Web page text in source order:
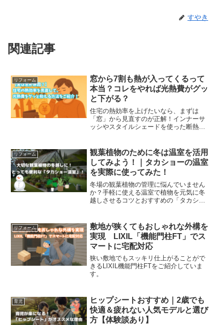
すやき
関連記事
リフォーム
窓から7割も熱が入ってくるって
本当？コレをやれば光熱費がグッ
と下がる？
住宅の熱効率を上げたいなら、まずは
「窓」から見直すのが正解！インナーサ
ッシやスタイルシェードを使った断熱対
事です。
リフォーム
観葉植物のために冬は温室を活用
してみよう！｜タカショーの温室
を実際に使ってみた！
冬場の観葉植物の管理に悩んでいません
か？手軽に使える温室で植物を元気に冬
越しさせるコツとおすすめの「タカショ
リフォーム
敷地が狭くてもおしゃれな外構を
実現 LIXIL「機能門柱FT」でス
マートに宅配対応
狭い敷地でもスッキリ仕上がることがで
きるLIXIL機能門柱FTをご紹介していま
す。
育児
ヒップシートおすすめ｜2歳でも
快適＆疲れない人気モデルと選び
方【体験談あり】